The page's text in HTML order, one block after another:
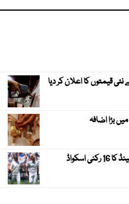
قیمتوں کا اعلان کر دیا
بڑا اضافہ
پاکستان کیخلاف ٹیسٹ سیریز ، انگلینڈ کا 16 رکنی اسکواڈ